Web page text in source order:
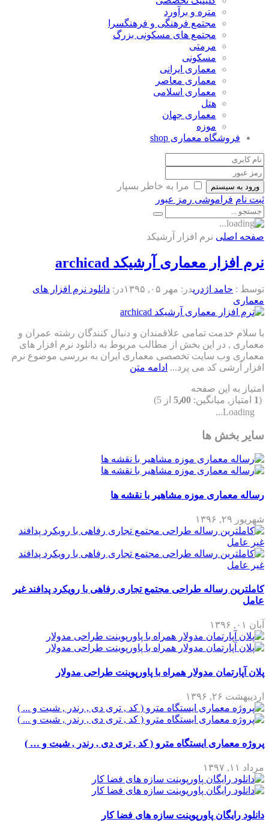
متره و برآورد
مجتمع فرهنگی و فرهنگسرا
مجتمع های مسکونی بزرگ
مرمتی
مسکونی
معماری ایرانی
معماری معاصر
معماری اسلامی
هتل
معماری جهان
موزه
فروشگاه معماری shop
ورود به سیستم
مرا به خاطر بسپار
ثبت نام فراموشی رمز عبور
صفحه اصلی نرم افزار آرشیکد
نرم افزار معماری آرشیکد archicad
توسط : حامد اژدریدر: مهر ۰۵, ۱۳۹۵ در: دانلود نرم افزار های
معماری
با سلام خدمت تمامی علاقمندان و دنبال کنندگان رشته عمران و
معماری , در این بخش از مطالب مربوط به دانلود نرم افزار های
معماری وب سایت تخصصی معماری ایران به بررسی موضوع نرم
افزار آرشی کد می پرد... ادامه متن
امتیاز به این صفحه
(
1 امتیاز, میانگین: 5٫00 از 5)
Loading...
سایر بخش ها
رساله معماری موزه مشاهیر با نقشه ها
شهریور ۲۹, ۱۳۹۶
کاملترین رساله طراحی مجتمع تجاری رفاهی با رویکرد پدافند غیر
عامل
آبان ۰۱, ۱۳۹۶
پلان آپارتمان مدولار همراه با پاورپوینت طراحی مدولار
اردیبهشت ۲۶, ۱۳۹۶
پروژه معماری ایستگاه مترو ( کد , تری دی , رندر , شیت و … )
مرداد ۱۱, ۱۳۹۷
دانلود رایگان پاورپوینت سازه های فضا کار